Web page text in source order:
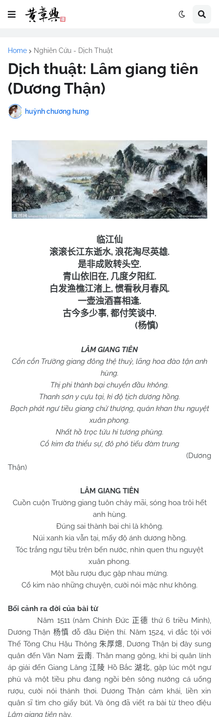
Home Nghiên Cứu - Dịch Thuật
Dịch thuật: Lâm giang tiên
(Dương Thận)
huỳnh chương hưng
临江仙
滚滚长江东逝水, 浪花淘尽英雄.
是非成败转头空.
青山依旧在, 几度夕阳红.
白发渔樵江渚上, 惯看秋月春风.
一壶浊酒喜相逢.
古今多少事, 都付笑谈中.
(杨慎)
LÂM GIANG TIÊN
Cổn cổn Trường giang đông thệ thuỷ, lãng hoa đào tận anh
hùng.
Thị phi thành bại chuyển đầu không.
Thanh sơn y cựu tại, kỉ độ tịch dương hồng.
Bạch phát ngư tiều giang chử thượng, quán khan thu nguyệt
xuân phong.
Nhất hồ trọc tửu hỉ tương phùng.
Cổ kim đa thiểu sự, đô phó tiếu đàm trung
(Dương
Thận)
LÂM GIANG TIÊN
Cuồn cuộn Trường giang tuôn chảy mãi, sóng hoa trôi hết
anh hùng.
Đúng sai thành bại chỉ là không.
Núi xanh kia vẫn tại, mấy độ ánh dương hồng.
Tóc trắng ngư tiều trên bến nước, nhìn quen thu nguyệt
xuân phong.
Một bầu rượu đục gặp nhau mừng.
Cổ kim nào những chuyện, cười nói mặc như không.
Bối cảnh ra đời của bài từ
Năm 1511 (năm Chính Đức 正德 thứ 6 triều Minh),
Dương Thận 杨慎 đỗ đầu Điện thí. Năm 1524, vì đắc tội với
Thế Tông Chu Hậu Thông 朱厚熜, Dương Thận bị đày sung
quân đến Vân Nam 云南. Thân mang gông, khi bị quân lính
áp giải đến Giang Lăng 江陵 Hồ Bắc湖北, gặp lúc một ngư
phủ và một tiều phu đang ngồi bên sông nướng cá uống
rượu, cười nói thảnh thơi. Dương Thận cảm khái, liền xin
quân sĩ tìm cho giấy bút. Và ông đã viết ra bài từ theo điệu
Lâm giang tiên này.